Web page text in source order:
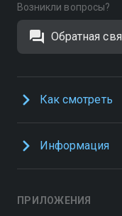
Возникли вопросы?
Обратная
Как смотреть
Информация
ПРИЛОЖЕНИЯ